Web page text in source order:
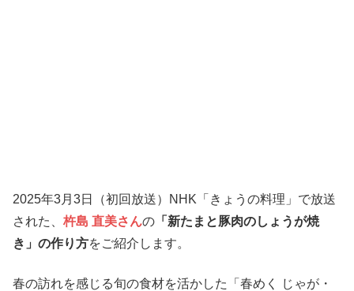
2025年3月3日（初回放送）NHK「きょうの料理」で放送
された、 杵島 直美さんの 「新たまと豚肉のしょうが焼
き」の作り方をご紹介します。
春の訪れを感じる旬の食材を活かした「春めく じゃが・